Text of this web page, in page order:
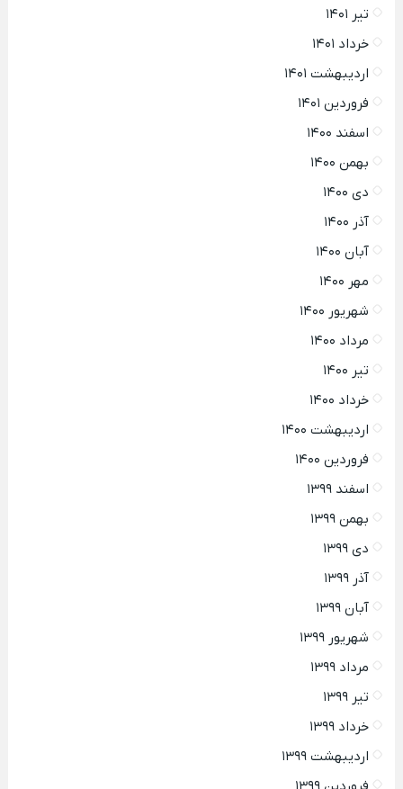
تیر ۱۴۰۱
خرداد ۱۴۰۱
اردیبهشت ۱۴۰۱
فروردین ۱۴۰۱
اسفند ۱۴۰۰
بهمن ۱۴۰۰
دی ۱۴۰۰
آذر ۱۴۰۰
آبان ۱۴۰۰
مهر ۱۴۰۰
شهریور ۱۴۰۰
مرداد ۱۴۰۰
تیر ۱۴۰۰
خرداد ۱۴۰۰
اردیبهشت ۱۴۰۰
فروردین ۱۴۰۰
اسفند ۱۳۹۹
بهمن ۱۳۹۹
دی ۱۳۹۹
آذر ۱۳۹۹
آبان ۱۳۹۹
شهریور ۱۳۹۹
مرداد ۱۳۹۹
تیر ۱۳۹۹
خرداد ۱۳۹۹
اردیبهشت ۱۳۹۹